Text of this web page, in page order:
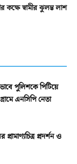
কক্ষে স্বামীর ঝুলন্ত লাশ
পুলিশকে পিটিয়ে
এনসিপি নেতা
প্রদর্শন ও